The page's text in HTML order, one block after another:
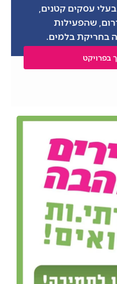
עסקים קטנים,
שהפעילות
בחריקת בלמים.
בפרויקט